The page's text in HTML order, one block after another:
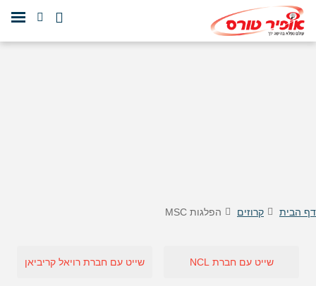
דף הבית קרוזים הפלגות MSC
שייט עם חברת NCL שייט עם חברת רויאל קריביאן